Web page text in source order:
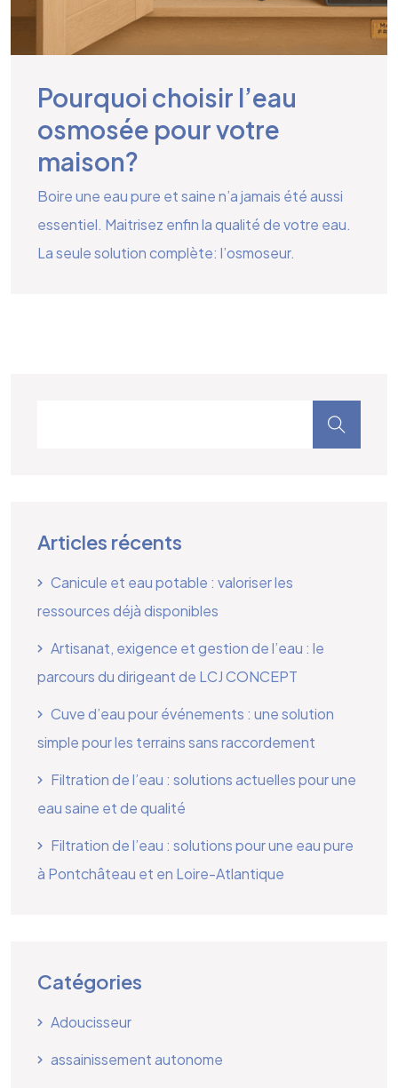
Pourquoi choisir l’eau
osmosée pour votre
maison?
Boire une eau pure et saine n’a jamais été aussi
essentiel. Maitrisez enfin la qualité de votre eau.
La seule solution complète: l’osmoseur.
Articles récents
Canicule et eau potable : valoriser les
ressources déjà disponibles
Artisanat, exigence et gestion de l’eau : le
parcours du dirigeant de LCJ CONCEPT
Cuve d’eau pour événements : une solution
simple pour les terrains sans raccordement
Filtration de l’eau : solutions actuelles pour une
eau saine et de qualité
Filtration de l’eau : solutions pour une eau pure
à Pontchâteau et en Loire-Atlantique
Catégories
Adoucisseur
assainissement autonome